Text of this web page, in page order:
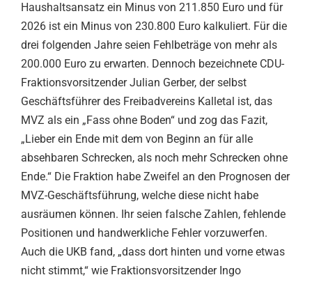
Haushaltsansatz ein Minus von 211.850 Euro und für
2026 ist ein Minus von 230.800 Euro kalkuliert. Für die
drei folgenden Jahre seien Fehlbeträge von mehr als
200.000 Euro zu erwarten. Dennoch bezeichnete CDU-
Fraktionsvorsitzender Julian Gerber, der selbst
Geschäftsführer des Freibadvereins Kalletal ist, das
MVZ als ein „Fass ohne Boden“ und zog das Fazit,
„Lieber ein Ende mit dem von Beginn an für alle
absehbaren Schrecken, als noch mehr Schrecken ohne
Ende.“ Die Fraktion habe Zweifel an den Prognosen der
MVZ-Geschäftsführung, welche diese nicht habe
ausräumen können. Ihr seien falsche Zahlen, fehlende
Positionen und handwerkliche Fehler vorzuwerfen.
Auch die UKB fand, „dass dort hinten und vorne etwas
nicht stimmt,“ wie Fraktionsvorsitzender Ingo